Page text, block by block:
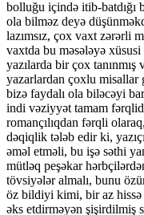
bolluğu içində itib-
ola bilməz deyə
lazımsız, çox vaxt zərərli
vaxtda bu məsələyə
yazılarda bir çox tanınmış
yazarlardan çoxlu misallar
bizə faydalı ola biləcəyi
indi vəziyyət tamam
romançılıqdan fərqli
dəqiqlik tələb edir ki,
əməl etməli, bu işə səthi
mütləq peşəkar
tövsiyələr almalı, bunu
öz bildiyi kimi, bir az hissə
əks etdirməyən şişirdilmiş